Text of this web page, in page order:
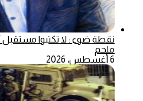
نقطة ضوء : لا تكتبوا مستقبل
ملحم
6 أغسطس، 2026